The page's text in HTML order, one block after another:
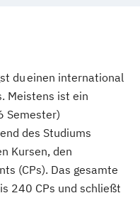
Pflege
Pädagogik
du einen international
Meistens ist ein
Semester)
des Studiums
Kursen, den
(CPs). Das gesamte
240 CPs und schließt